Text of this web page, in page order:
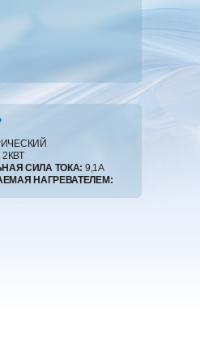
2КВТ
СИЛА ТОКА: 9,1А
НАГРЕВАТЕЛЕМ: